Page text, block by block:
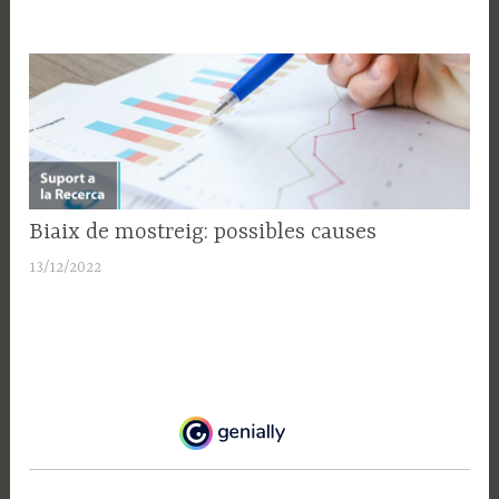
SUPORT
RECERCA
Biaix de mostreig: possibles causes
13/12/2022